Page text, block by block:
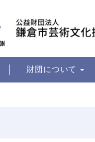
財団について